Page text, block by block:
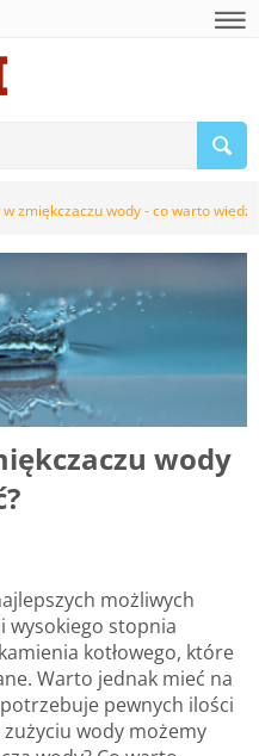
zmiękczaczu wody - co warto
wody
możliwych
wysokiego stopnia
kotłowego, które
Warto jednak mieć na
pewnych ilości
wody możemy